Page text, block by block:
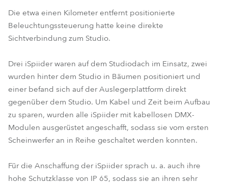
Die etwa einen Kilometer entfernt positionierte
Beleuchtungssteuerung hatte keine direkte
Sichtverbindung zum Studio.
Drei iSpiider waren auf dem Studiodach im Einsatz, zwei
wurden hinter dem Studio in Bäumen positioniert und
einer befand sich auf der Auslegerplattform direkt
gegenüber dem Studio. Um Kabel und Zeit beim Aufbau
zu sparen, wurden alle iSpiider mit kabellosen DMX-
Modulen ausgerüstet angeschafft, sodass sie vom ersten
Scheinwerfer an in Reihe geschaltet werden konnten.
Für die Anschaffung der iSpiider sprach u. a. auch ihre
hohe Schutzklasse von IP 65, sodass sie an ihren sehr